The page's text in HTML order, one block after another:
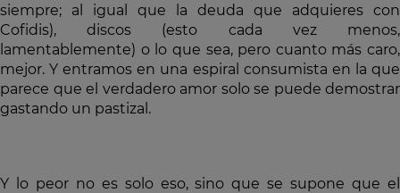
siempre; al igual que la deuda que adquieres con
Cofidis), discos (esto cada vez menos,
lamentablemente) o lo que sea, pero cuanto más caro,
mejor. Y entramos en una espiral consumista en la que
parece que el verdadero amor solo se puede demostrar
gastando un pastizal.
Y lo peor no es solo eso, sino que se supone que el